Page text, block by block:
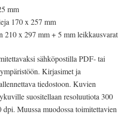
mm
170 x 257 mm
210 x 297 mm + 5 mm leikkausvarat
sähköpostilla PDF- tai
Kirjasimet ja
tiedostoon. Kuvien
suositellaan resoluutiota 300
Muussa muodossa toimitettavien